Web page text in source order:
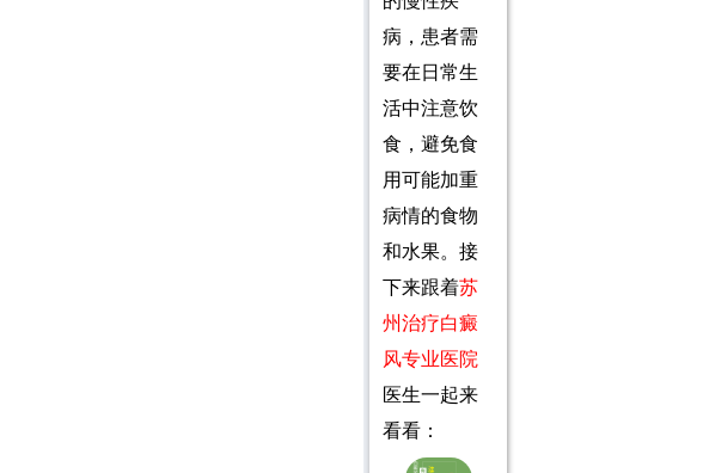
病，患者需
要在日常生
活中注意饮
食，避免食
用可能加重
病情的食物
和水果。接
下来跟着苏
州治疗白癜
风专业医院
医生一起来
看看：